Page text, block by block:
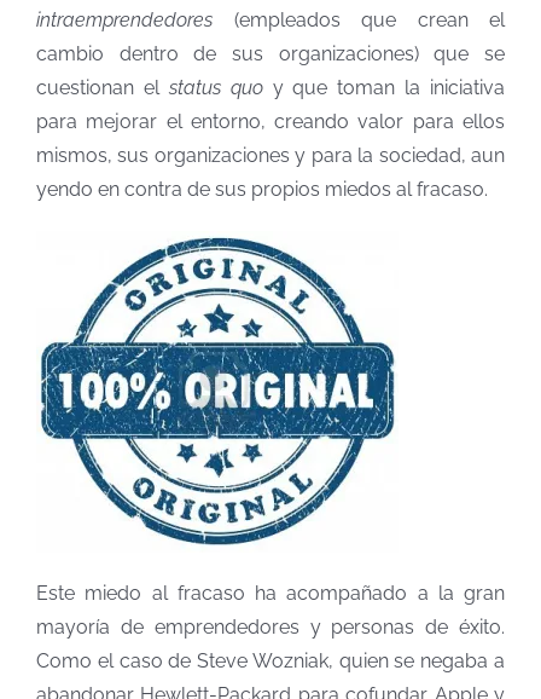
intraemprendedores (empleados que crean el
cambio dentro de sus organizaciones) que se
cuestionan el status quoy que toman la iniciativa
para mejorar el entorno, creando valor para ellos
mismos, sus organizaciones y para la sociedad, aun
yendo en contra de sus propios miedos al fracaso.
Este miedo al fracaso ha acompañado a la gran
mayoría de emprendedores y personas de éxito.
Como el caso de Steve Wozniak, quien se negaba a